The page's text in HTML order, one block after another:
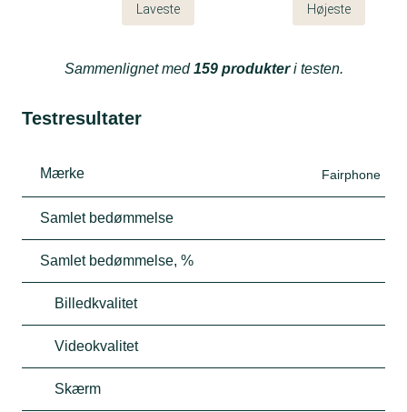
Laveste Højeste
Sammenlignet med159 produkteri testen.
Testresultater
Mærke Fairphone
Samlet bedømmelse
Samlet bedømmelse, %
Billedkvalitet
Videokvalitet
Skærm